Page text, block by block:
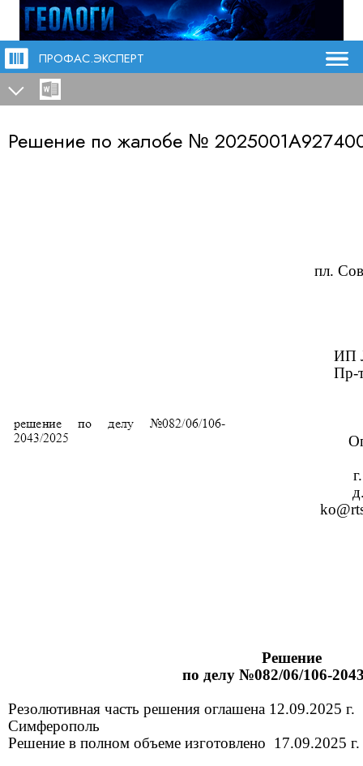
ПРОФАС.ЭКСПЕРТ
Решение по жалобе №
пл.
ИП
Пр-
Решение
по делу №082/06/106-
Резолютивная часть решения оглашена 12.09.2025 г.
Симферополь
Решение в полном объеме изготовлено 17.09.2025 г.